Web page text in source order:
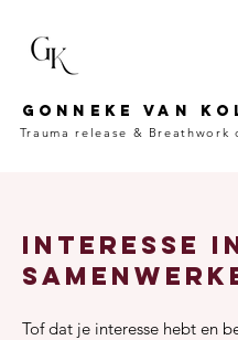
Gonneke van
Trauma release & Breathwork
interesse
​Tof dat je interesse hebt en